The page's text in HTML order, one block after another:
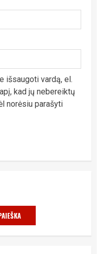
išsaugoti vardą, el.
kad jų nebereiktų
norėsiu parašyti